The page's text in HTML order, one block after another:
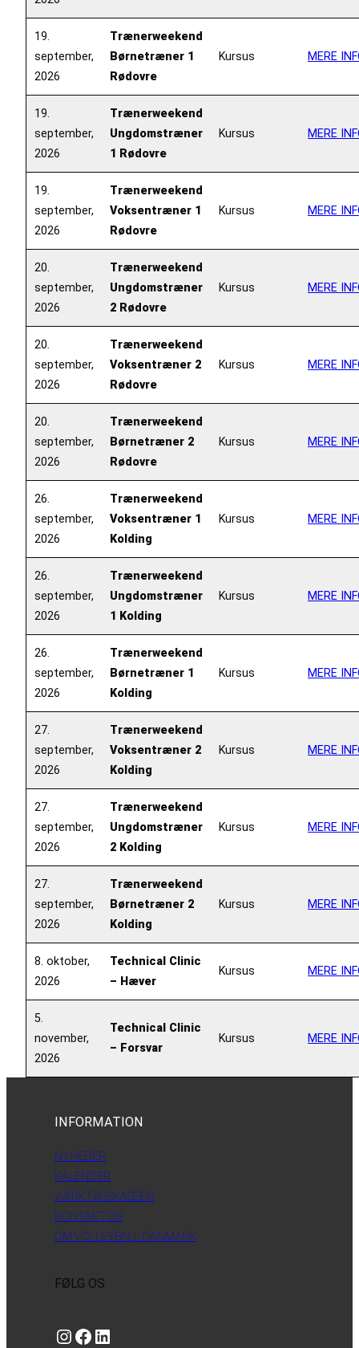
19.
september,
2026
Trænerweekend
Børnetræner 1
Rødovre
Kursus MERE
19.
september,
2026
Trænerweekend
Ungdomstræner
1 Rødovre
Kursus MERE
19.
september,
2026
Trænerweekend
Voksentræner 1
Rødovre
Kursus MERE
20.
september,
2026
Trænerweekend
Ungdomstræner
2 Rødovre
Kursus MERE
20.
september,
2026
Trænerweekend
Voksentræner 2
Rødovre
Kursus MERE
20.
september,
2026
Trænerweekend
Børnetræner 2
Rødovre
Kursus MERE
26.
september,
2026
Trænerweekend
Voksentræner 1
Kolding
Kursus MERE
26.
september,
2026
Trænerweekend
Ungdomstræner
1 Kolding
Kursus MERE
26.
september,
2026
Trænerweekend
Børnetræner 1
Kolding
Kursus MERE
27.
september,
2026
Trænerweekend
Voksentræner 2
Kolding
Kursus MERE
27.
september,
2026
Trænerweekend
Ungdomstræner
2 Kolding
Kursus MERE
27.
september,
2026
Trænerweekend
Børnetræner 2
Kolding
Kursus MERE
8. oktober,
2026
Technical Clinic
– Hæver
Kursus MERE
5.
november,
2026
Technical Clinic
– Forsvar
Kursus MERE
INFORMATION
NYHEDER
KALENDER
VÆRKTØJSKASSEN
KONTAKT OS
OM VOLLEYBALL DANMARK
FØLG OS
Instagram https://www.facebook.com/danishbeachvolleytour LinkedIn